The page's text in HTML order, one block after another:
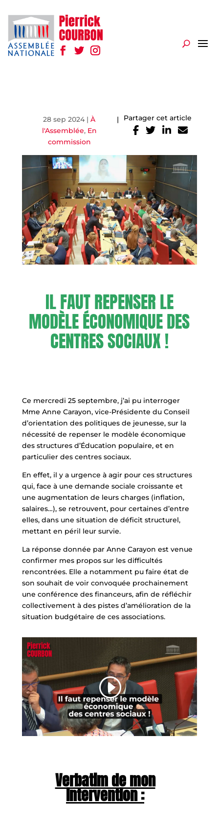
28 sep 2024 |À
l'Assemblée, En
commission
| Partager cet article
IL FAUT REPENSER LE
MODÈLE ÉCONOMIQUE DES
CENTRES SOCIAUX !
Ce mercredi 25 septembre, j’ai pu interroger
Mme Anne Carayon, vice-Présidente du Conseil
d’orientation des politiques de jeunesse, sur la
nécessité de repenser le modèle économique
des structures d’Éducation populaire, et en
particulier des centres sociaux.
En effet, il y a urgence à agir pour ces structures
qui, face à une demande sociale croissante et
une augmentation de leurs charges (inflation,
salaires…), se retrouvent, pour certaines d’entre
elles, dans une situation de déficit structurel,
mettant en péril leur survie.
La réponse donnée par Anne Carayon est venue
confirmer mes propos sur les difficultés
rencontrées. Elle a notamment pu faire état de
son souhait de voir convoquée prochainement
une conférence des financeurs, afin de réfléchir
collectivement à des pistes d’amélioration de la
situation budgétaire de ces associations.
Verbatim de mon
intervention :